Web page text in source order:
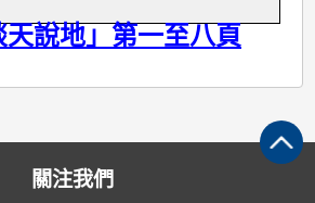
說地」第一至八頁
關注我們